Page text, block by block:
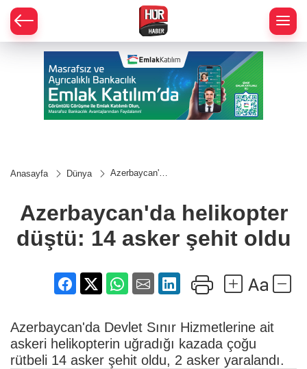
Anasayfa Dünya
Azerbaycan'da
asker şehit
oldu
Azerbaycan'da helikopter
düştü: 14 asker şehit oldu
Azerbaycan'da Devlet Sınır Hizmetlerine ait
askeri helikopterin uğradığı kazada çoğu
rütbeli 14 asker şehit oldu, 2 asker yaralandı.